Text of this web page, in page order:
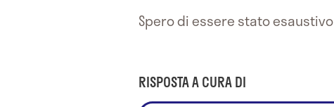
Spero di essere stato esaustivo
RISPOSTA A CURA DI